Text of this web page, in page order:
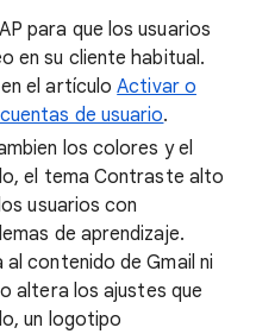
para que los usuarios
en su cliente habitual.
el artículoActivar o
de usuario.
los colores y el
el tema Contraste alto
usuarios con
de aprendizaje.
contenido de Gmail ni
altera los ajustes que
un logotipo